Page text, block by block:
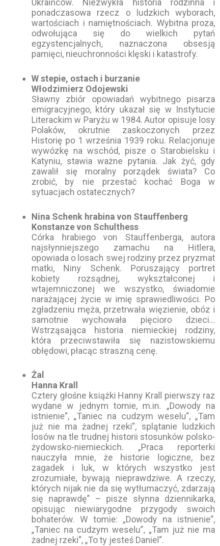
Ukraińców. Niezwykła historia rodzinna i
ponadczasowa rzecz o ludzkich wyborach,
wartościach i namiętnościach. Wybitna proza,
odwołująca się do wielkich pytań
egzystencjalnych, naznaczona obsesją
pamięci, nieuchronności klęski i katastrofy.
W stepie, ostach i burzanie
Włodzimierz Odojewski
Sławny zbiór opowiadań wybitnego pisarza
emigracyjnego, który ukazał się w Instytucie
Literackim w Paryżu w 1984. Autor opisuje losy
Polaków, okrutnie zaskoczonych przez
Historię po 1 września 1939 roku. Relacjonuje
wywózkę na wschód, pisze o Starobielsku i
Katyniu, stawia ważne pytania. Jak żyć, gdy
zawalił się moralny porządek świata? Co
zrobić, by nie przestać kochać Boga w
sytuacjach ostatecznych?
Nina Schenk hrabina von Stauffenberg
Konstanze von Schulthess
Córka hrabiego von Stauffenberga, autora
najsłynniejszego zamachu na Hitlera,
opowiada o losach swej rodziny przez pryzmat
matki, Niny Schenk. Poruszający portret
kobiety rozsądnej, wykształconej i
wtajemniczonej we wszystko, świadomie
narażającej życie w imię sprawiedliwości. Po
zgładzeniu męża, przetrwała więzienie, obóz i
samotnie wychowała pięcioro dzieci…
Wstrząsająca historia niemieckiej rodziny,
która przeciwstawiła się nazistowskiemu
obłędowi, płacąc straszną cenę.
Żal
Hanna Krall
Cztery głośne książki Hanny Krall pierwszy raz
wydane w jednym tomie, m.in. „Dowody na
istnienie”, „Taniec na cudzym weselu”, „Tam
już nie ma żadnej rzeki”, splątanie ludzkich
losów na tle trudnej historii stosunków polsko-
żydowsko-niemieckich. „Praca reporterki
nauczyła mnie, że historie logiczne, bez
zagadek i luk, w których wszystko jest
zrozumiałe, bywają nieprawdziwe. A rzeczy,
których nijak nie da się wytłumaczyć, zdarzają
się naprawdę” – pisze słynna dziennikarka,
opisując niewiarygodne przygody swoich
bohaterów. W tomie: „Dowody na istnienie”,
„Taniec na cudzym weselu”, „Tam już nie ma
żadnej rzeki”, „To ty jesteś Daniel”.